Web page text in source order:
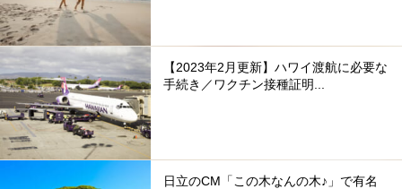
【2023年2月更新】ハワイ渡航に必要な
手続き／ワクチン接種証明...
日立のCM「この木なんの木♪」で有名